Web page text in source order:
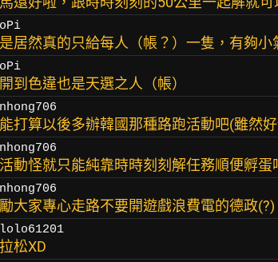
居然真的只給每人（帳？）一隻，有夠小
到色違也是天選之人（帳）
打算以後多辦韓國那種路跑活動吧(雖然
動怪就只能純靠時時刻刻解任務順便孵蛋
大家專心走路不要開遊戲浪費電的德政(?)
松XD